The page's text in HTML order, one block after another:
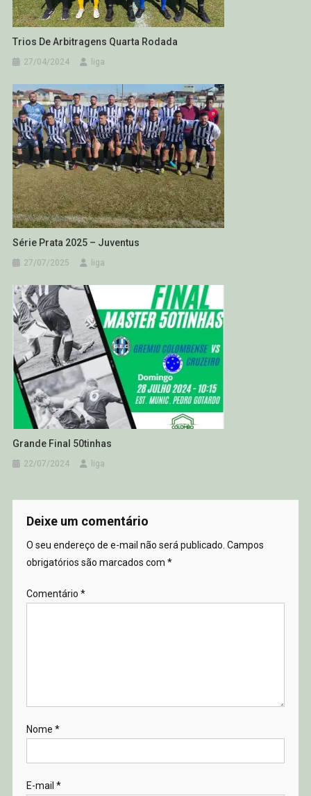
Trios De Arbitragens Quarta Rodada
27/04/2024 liga
Série Prata 2025 – Juventus
27/07/2025 liga
Grande Final 50tinhas
22/07/2024 liga
Deixe um comentário
O seu endereço de e-mail não será publicado. Campos
obrigatórios são marcados com *
Comentário *
Nome *
E-mail *